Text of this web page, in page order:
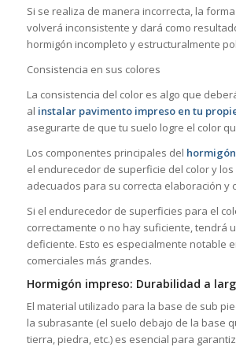
Si se realiza de manera incorrecta, la
volverá inconsistente y dará como
hormigón incompleto y estructuralmente
Consistencia en sus colores
La consistencia del color es algo que
al instalar pavimento impreso en tu
asegurarte de que tu suelo logre el color
Los componentes principales del
el endurecedor de superficie del color y
adecuados para su correcta elaboración y
Si el endurecedor de superficies para el
correctamente o no hay suficiente, tendrá
deficiente. Esto es especialmente notable
comerciales más grandes.
Hormigón impreso: Durabilidad a
El material utilizado para la base de sub
la subrasante (el suelo debajo de la base
tierra, piedra, etc.) es esencial para